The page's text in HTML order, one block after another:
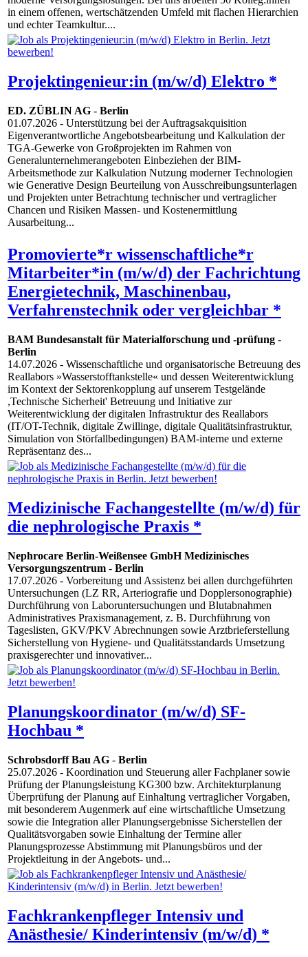
in einem offenen, wertschätzenden Umfeld mit flachen Hierarchien
und echter Teamkultur....
Projektingenieur:in (m/w/d) Elektro *
ED. ZÜBLIN AG - Berlin
01.07.2026 - Unterstützung bei der Auftragsakquisition
Eigenverantwortliche Angebotsbearbeitung und Kalkulation der
TGA-Gewerke von Großprojekten im Rahmen von
Generalunternehmerangeboten Einbeziehen der BIM-
Arbeitsmethode zur Kalkulation Nutzung moderner Technologien
wie Generative Design Beurteilung von Ausschreibungsunterlagen
und Projekten unter Betrachtung technischer und vertraglicher
Chancen und Risiken Massen- und Kostenermittlung
Ausarbeitung...
Promovierte*r wissenschaftliche*r
Mitarbeiter*in (m/w/d) der Fachrichtung
Energietechnik, Maschinenbau,
Verfahrenstechnik oder vergleichbar *
BAM Bundesanstalt für Materialforschung und -prüfung -
Berlin
14.07.2026 - Wissenschaftliche und organisatorische Betreuung des
Reallabors »Wasserstofftankstelle« und dessen Weiterentwicklung
im Kontext der Sektorenkopplung auf unserem Testgelände
,Technische Sicherheit' Betreuung und Initiative zur
Weiterentwicklung der digitalen Infrastruktur des Reallabors
(IT/OT-Technik, digitale Zwillinge, digitale Qualitätsinfrastruktur,
Simulation von Störfallbedingungen) BAM-interne und externe
Repräsentanz des...
Medizinische Fachangestellte (m/w/d) für
die nephrologische Praxis *
Nephrocare Berlin-Weißensee GmbH Medizinisches
Versorgungszentrum - Berlin
17.07.2026 - Vorbereitung und Assistenz bei allen durchgeführten
Untersuchungen (LZ RR, Arteriografie und Dopplersonographie)
Durchführung von Laboruntersuchungen und Blutabnahmen
Administratives Praxismanagement, z. B. Durchführung von
Tageslisten, GKV/PKV Abrechnungen sowie Arztbrieferstellung
Sicherstellung von Hygiene- und Qualitätsstandards Umsetzung
praxisgerechter und innovativer...
Planungskoordinator (m/w/d) SF-
Hochbau *
Schrobsdorff Bau AG - Berlin
25.07.2026 - Koordination und Steuerung aller Fachplaner sowie
Prüfung der Planungsleistung KG300 bzw. Architekturplanung
Überprüfung der Planung auf Einhaltung vertraglicher Vorgaben,
mit besonderem Augenmerk auf eine wirtschaftliche Umsetzung
sowie die Integration aller Planungsergebnisse Sicherstellen der
Qualitätsvorgaben sowie Einhaltung der Termine aller
Planungsprozesse Abstimmung mit Planungsbüros und der
Projektleitung in der Angebots- und...
Fachkrankenpfleger Intensiv und
Anästhesie/ Kinderintensiv (m/w/d) *